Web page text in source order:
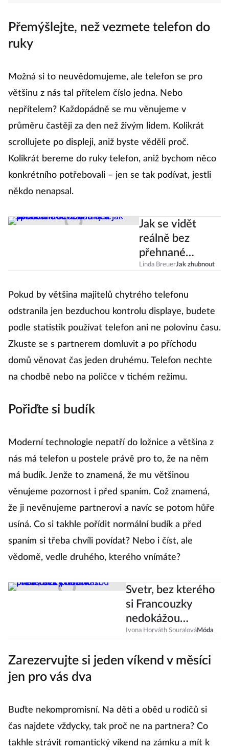
Přemýšlejte, než vezmete telefon do
ruky
Možná si to neuvědomujeme, ale telefon se pro
většinu z nás tal přítelem číslo jedna. Nebo
nepřítelem? Každopádně se mu věnujeme v
průměru častěji za den než živým lidem. Kolikrát
scrollujete po displeji, aniž byste věděli proč.
Kolikrát bereme do ruky telefon, aniž bychom něco
konkrétního potřebovali – jen se tak podívat, jestli
někdo nenapsal.
Jak se vidět
reálně bez
přehnané
sebekritiky a jak
sama se sebou?
Linda BreuerJak zhubnout
Pokud by většina majitelů chytrého telefonu
odstranila jen bezduchou kontrolu displaye, budete
podle statistik používat telefon ani ne polovinu času.
Zkuste se s partnerem domluvit a po příchodu
domů věnovat čas jeden druhému. Telefon nechte
na chodbě nebo na poličce v tichém režimu.
Pořiďte si budík
Moderní technologie nepatří do ložnice a většina z
nás má telefon u postele právě pro to, že na něm
má budík. Jenže to znamená, že mu většinou
věnujeme pozornost i před spaním. Což znamená,
že ji nevěnujeme partnerovi a navíc se potom hůře
usíná. Co si takhle pořídit normální budík a před
spaním si třeba chvíli povídat? Nebo i číst, ale
vědomě, vedle druhého, kterého vnímáte?
Svetr, bez kterého
si Francouzky
nedokážou
představit podzim
Ivona Horváth SouralováMóda
Zarezervujte si jeden víkend v měsíci
jen pro vás dva
Buďte nekompromisní. Na děti a oběd u rodičů si
čas najdete vždycky, tak proč ne na partnera? Co
takhle strávit romantický víkend na zámku a mít k